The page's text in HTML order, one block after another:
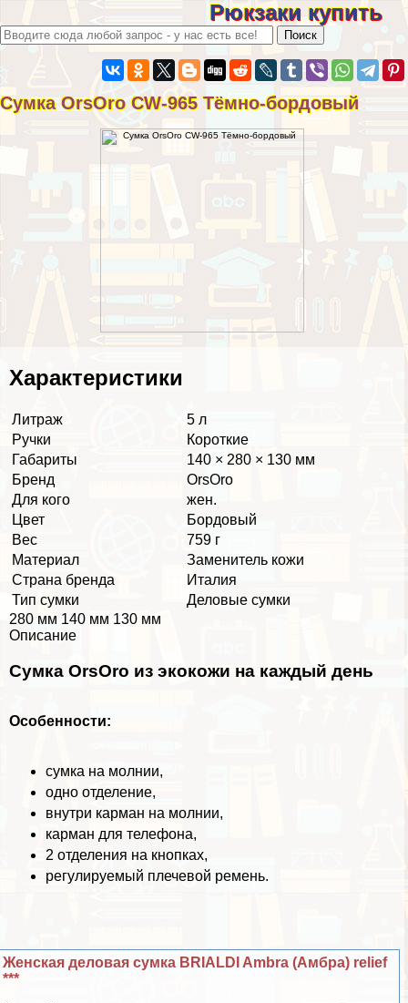
Рюкзаки купить
Сумка OrsOro CW-965 Тёмно-бордовый
Хаpaктеристики
Литраж
5 л
Ручки
Короткие
Габариты
140 × 280 × 130 мм
Бренд
OrsOro
Для кого
жен.
Цвет
Бордовый
Вес
759 г
Материал
Заменитель кожи
Страна бренда
Италия
Тип сумки
Деловые сумки
280 мм 140 мм 130 мм
Описание
Сумка OrsOro из экокожи на каждый день
Особенности:
сумка на молнии,
одно отделение,
внутри карман на молнии,
карман для телефона,
2 отделения на кнопках,
регулируемый плечевой ремень.
Женская деловая сумка BRIALDI Ambra (Амбра) relief
***